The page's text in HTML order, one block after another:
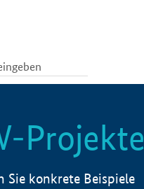
Projekte
Sie konkrete Beispiele